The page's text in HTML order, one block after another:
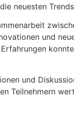
neuesten
und
und
Teilnehmern